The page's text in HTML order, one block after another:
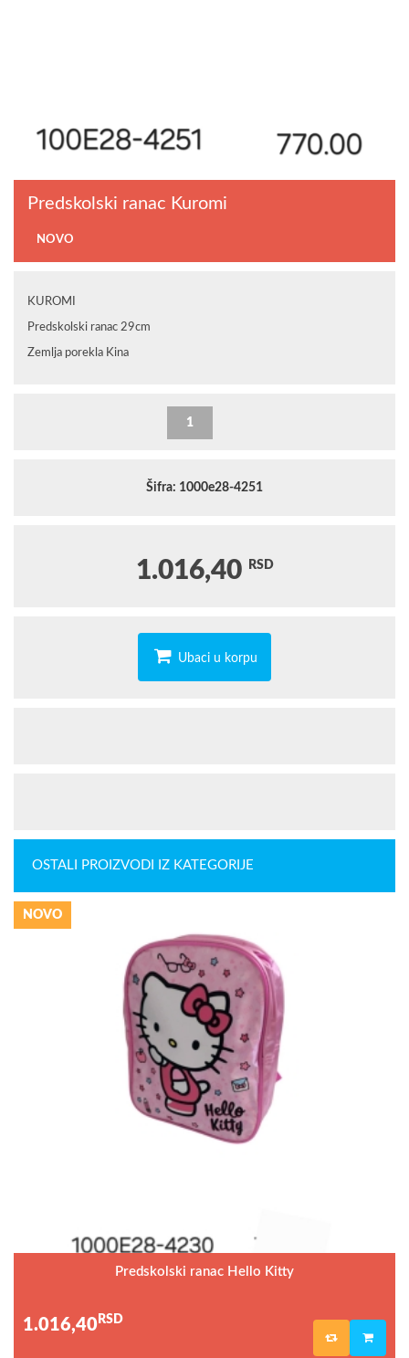
Predskolski ranac Kuromi
NOVO
KUROMI
Predskolski ranac 29cm
Zemlja porekla Kina
Šifra: 1000e28-4251
1.016,40 RSD
Ubaci u korpu
OSTALI PROIZVODI IZ KATEGORIJE
NOVO
Predskolski ranac Hello Kitty
1.016,40 RSD